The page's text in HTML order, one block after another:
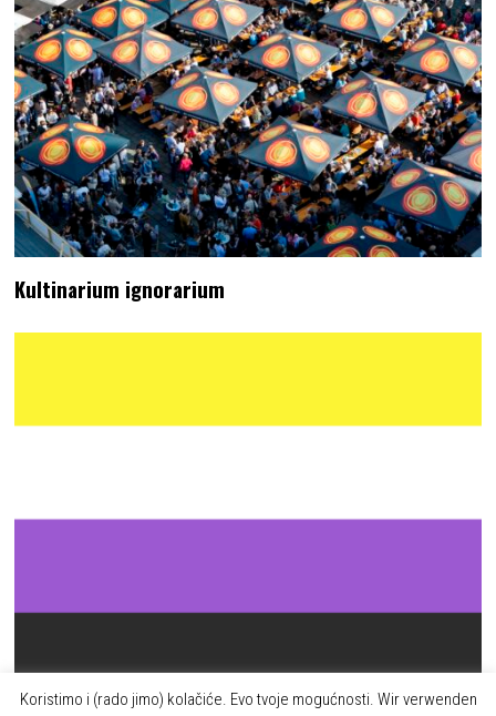
Kultinarium ignorarium
Koristimo i (rado jimo) kolačiće. Evo tvoje mogućnosti. Wir verwenden